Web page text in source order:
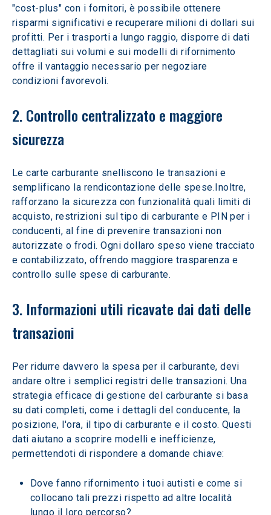
"cost-plus" con i fornitori, è possibile ottenere
risparmi significativi e recuperare milioni di dollari sui
profitti. Per i trasporti a lungo raggio, disporre di dati
dettagliati sui volumi e sui modelli di rifornimento
offre il vantaggio necessario per negoziare
condizioni favorevoli.
2. Controllo centralizzato e maggiore
sicurezza
Le carte carburante snelliscono le transazioni e
semplificano la rendicontazione delle spese.Inoltre,
rafforzano la sicurezza con funzionalità quali limiti di
acquisto, restrizioni sul tipo di carburante e PIN per i
conducenti, al fine di prevenire transazioni non
autorizzate o frodi. Ogni dollaro speso viene tracciato
e contabilizzato, offrendo maggiore trasparenza e
controllo sulle spese di carburante.
3. Informazioni utili ricavate dai dati delle
transazioni
Per ridurre davvero la spesa per il carburante, devi
andare oltre i semplici registri delle transazioni. Una
strategia efficace di gestione del carburante si basa
su dati completi, come i dettagli del conducente, la
posizione, l'ora, il tipo di carburante e il costo. Questi
dati aiutano a scoprire modelli e inefficienze,
permettendoti di rispondere a domande chiave:
Dove fanno rifornimento i tuoi autisti e come si
collocano tali prezzi rispetto ad altre località
lungo il loro percorso?